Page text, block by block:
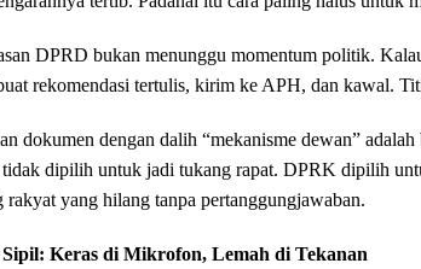
DPRD bukan menunggu momentum politik.
rekomendasi tertulis, kirim ke APH, dan kawal.
dokumen dengan dalih “mekanisme dewan”
dipilih untuk jadi tukang rapat. DPRK dipilih
rakyat yang hilang tanpa pertanggungjawaban.
Keras di Mikrofon, Lemah di Tekanan